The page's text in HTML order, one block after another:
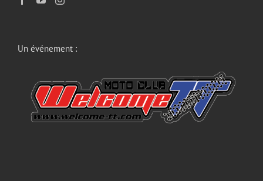
Un événement :